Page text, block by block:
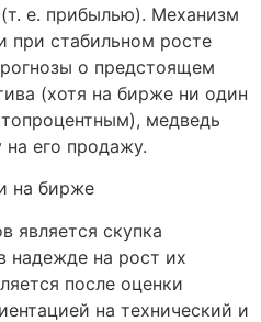
е. прибылью). Механизм
при стабильном росте
о предстоящем
(хотя на бирже ни один
медведь
на его продажу.
является скупка
надежде на рост их
после оценки
на технический и